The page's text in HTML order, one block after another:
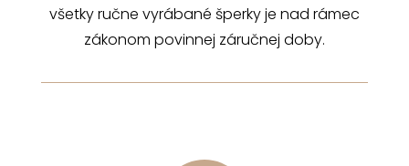
všetky ručne vyrábané šperky je nad rámec
zákonom povinnej záručnej doby.